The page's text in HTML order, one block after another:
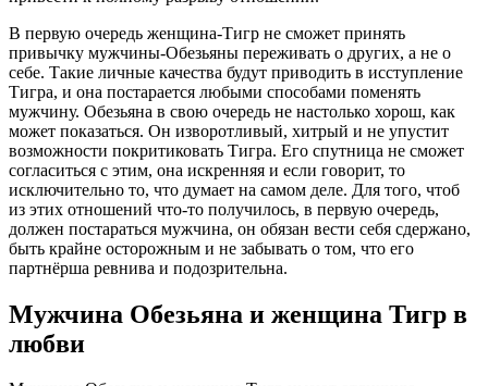
В первую очередь женщина-Тигр не сможет принять
привычку мужчины-Обезьяны переживать о других, а не о
себе. Такие личные качества будут приводить в исступление
Тигра, и она постарается любыми способами поменять
мужчину. Обезьяна в свою очередь не настолько хорош, как
может показаться. Он изворотливый, хитрый и не упустит
возможности покритиковать Тигра. Его спутница не сможет
согласиться с этим, она искренняя и если говорит, то
исключительно то, что думает на самом деле. Для того, чтоб
из этих отношений что-то получилось, в первую очередь,
должен постараться мужчина, он обязан вести себя сдержано,
быть крайне осторожным и не забывать о том, что его
партнёрша ревнива и подозрительна.
Мужчина Обезьяна и женщина Тигр в
любви